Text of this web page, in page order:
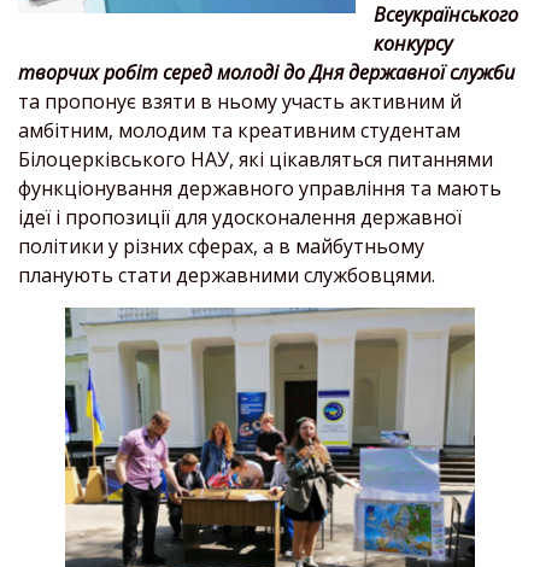
Всеукраїнського
конкурсу
творчих робіт серед молоді до Дня державної служби
та пропонує взяти в ньому участь активним й
амбітним, молодим та креативним студентам
Білоцерківського НАУ, які цікавляться питаннями
функціонування державного управління та мають
ідеї і пропозиції для удосконалення державної
політики у різних сферах, а в майбутньому
планують стати державними службовцями.